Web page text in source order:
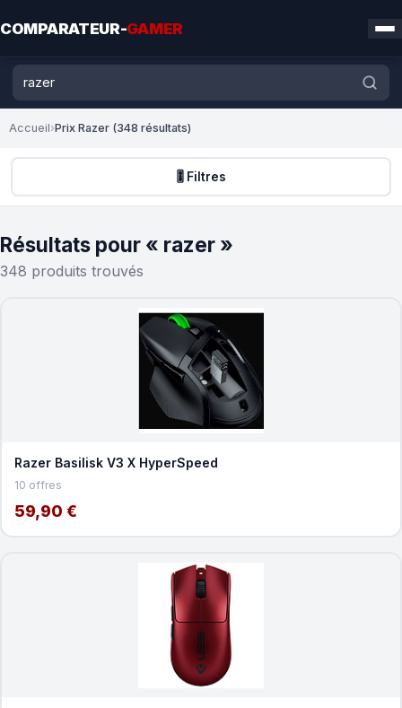
COMPARATEUR-GAMER
Accueil›Prix Razer (348 résultats)
🎚️ Filtres
Résultats pour « razer »
348 produits trouvés
Razer Basilisk V3 X HyperSpeed
10 offres
59,90 €